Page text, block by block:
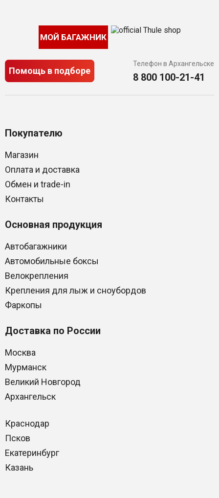
МОЙ БАГАЖНИК
Помощь в подборе
Телефон в Архангельске
8 800 100-21-41
Покупателю
Магазин
Оплата и доставка
Обмен и trade-in
Контакты
Основная продукция
Автобагажники
Автомобильные боксы
Велокрепления
Крепления для лыж и сноубордов
Фаркопы
Доставка по России
Москва
Мурманск
Великий Новгород
Архангельск
Краснодар
Псков
Екатеринбург
Казань